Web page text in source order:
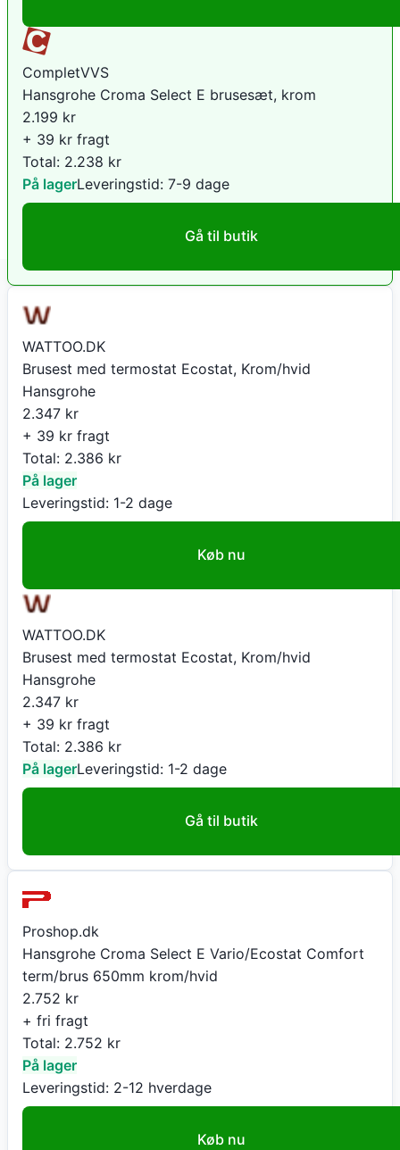
CompletVVS
Hansgrohe Croma Select E brusesæt, krom
2.199 kr
+ 39 kr fragt
Total: 2.238 kr
På lagerLeveringstid: 7-9 dage
Gå til butik
WATTOO.DK
Brusest med termostat Ecostat, Krom/hvid
Hansgrohe
2.347 kr
+ 39 kr fragt
Total: 2.386 kr
På lager
Leveringstid: 1-2 dage
Køb nu
WATTOO.DK
Brusest med termostat Ecostat, Krom/hvid
Hansgrohe
2.347 kr
+ 39 kr fragt
Total: 2.386 kr
På lagerLeveringstid: 1-2 dage
Gå til butik
Proshop.dk
Hansgrohe Croma Select E Vario/Ecostat Comfort
term/brus 650mm krom/hvid
2.752 kr
+ fri fragt
Total: 2.752 kr
På lager
Leveringstid: 2-12 hverdage
Køb nu